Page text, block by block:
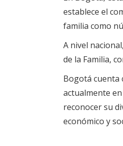
establece el
familia como
A nivel
de la Familia,
Bogotá cuenta
actualmente
reconocer su
económico y